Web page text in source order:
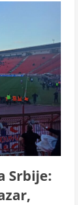
Srbije: